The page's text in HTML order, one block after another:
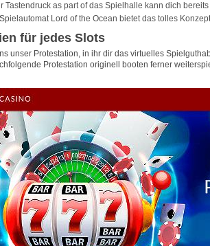
Tastendruck as part of das Spielhalle kann dich
Lord of the Ocean bietet das tolles
für jedes Slots
unser Protestation, in ihr dir das virtuelles
Protestation originell booten ferner